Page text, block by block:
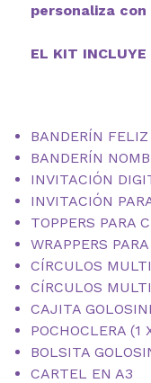
personaliza
EL KIT INCLUYE
BANDERÍN
BANDERÍN
INVITACIÓN
INVITACIÓN
TOPPERS PARA
WRAPPERS
CÍRCULOS
CÍRCULOS
CAJITA
POCHOCLERA (1
BOLSITA
CARTEL EN A3